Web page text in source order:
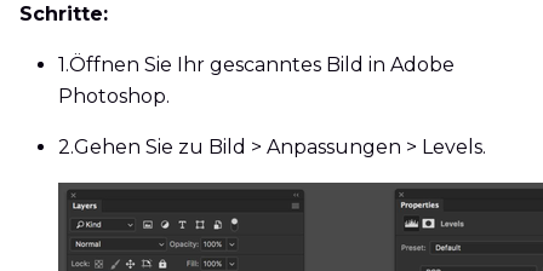
Schritte:
1.Öffnen Sie Ihr gescanntes Bild in Adobe
Photoshop.
2.Gehen Sie zu Bild > Anpassungen > Levels.